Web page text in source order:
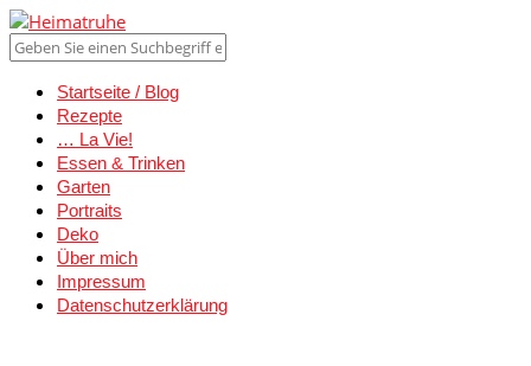
Startseite / Blog
Rezepte
… La Vie!
Essen & Trinken
Garten
Portraits
Deko
Über mich
Impressum
Datenschutzerklärung